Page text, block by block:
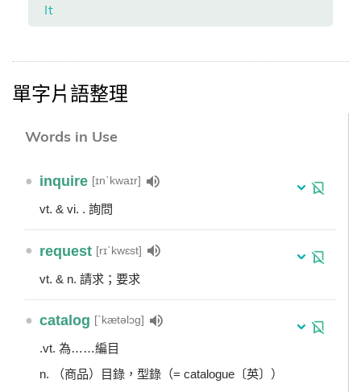
It
單字片語整理
Words in Use
● inquire [ɪnˋkwaɪr]
vt. & vi. . 詢問
● request [rɪˋkwɛst]
vt. & n. 請求；要求
● catalog [ˋkætəlɔg]
.vt. 為……編目
n. （商品）目錄，型錄（= catalogue〔英〕）